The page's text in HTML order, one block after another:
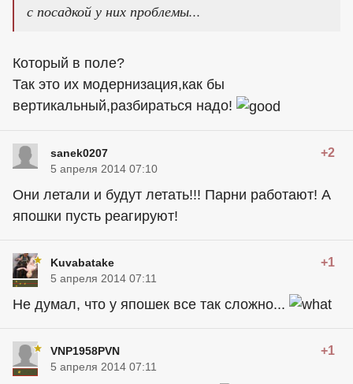
с посадкой у них проблемы...
Который в поле?
Так это их модернизация,как бы
вертикальный,разбираться надо!
sanek0207 +2
5 апреля 2014 07:10
Они летали и будут летать!!! Парни работают! А
япошки пусть реагируют!
Kuvabatake +1
5 апреля 2014 07:11
Не думал, что у япошек все так сложно...
VNP1958PVN +1
5 апреля 2014 07:11